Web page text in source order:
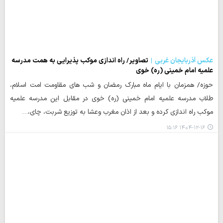
عکس آذربایجان غربی
تصاویر/ راه اندازی موکب پذیرایی به همت مدرسه
علمیه امام خمینی (ره) خوی
حوزه/ همزمان با ایام ماه مبارک رمضان و شب های مقاومت امت اسلام،
طلاب مدرسه علمیه امام خمینی (ره) خوی در مقابل این مدرسه علمیه
موکب راه اندازی کرده و بعد از اذان مغرب وعشا به توزیع شربت، چای،…
۱۴۰۴-۱۲-۱۶ ۱۵:۱۶